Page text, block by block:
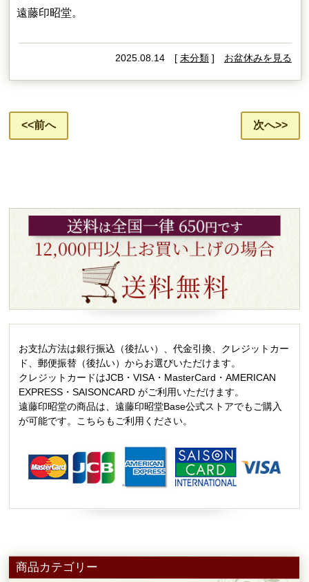
遠藤印昭堂。
2025.08.14 [ 未分類] お盆休みを見る
<<前へ 次へ>>
お支払方法は銀行振込（後払い）、代金引換、クレジットカー
ド、郵便振替（後払い）からお選びいただけます。
クレジットカードはJCB・VISA・MasterCard・AMERICAN
EXPRESS・SAISONCARD がご利用いただけます。
遠藤印昭堂の商品は、遠藤印昭堂Base公式ストアでもご購入
が可能です。こちらもご利用ください。
商品カテゴリー